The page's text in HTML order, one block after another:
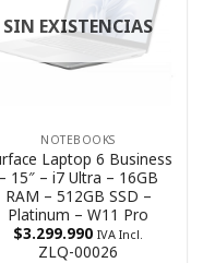
SIN EXISTENCIAS
NOTEBOOKS
Laptop 6 Business
– 15″ – i7 Ultra – 16GB
RAM – 512GB SSD –
Platinum – W11 Pro
$3.299.990 IVA Incl.
ZLQ-00026